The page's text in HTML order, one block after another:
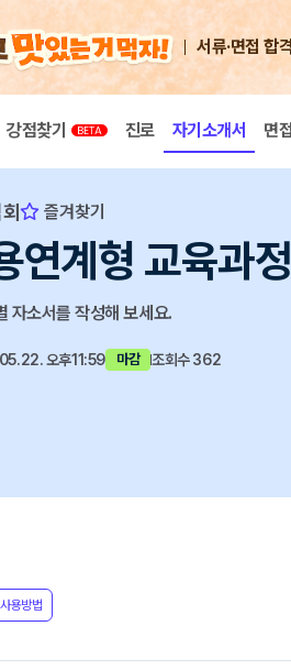
서류·면접 합
강점찾기 진로 자기소개서 면접
즐겨찾기
계형 교육과
자소서를 작성해 보세요.
오후11:59 마감 조회수 362
사용방법